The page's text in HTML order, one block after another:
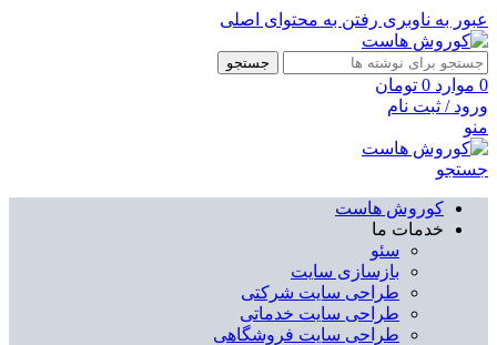
عبور به ناوبری رفتن به محتوای اصلی
جستجو
0 موارد 0 تومان
ورود / ثبت نام
منو
جستجو
کوروش هاست
خدمات ما
سئو
بازسازی سایت
طراحی سایت شرکتی
طراحی سایت خدماتی
طراحی سایت فروشگاهی